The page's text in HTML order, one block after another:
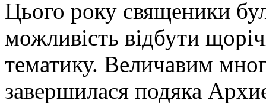
Цього року священики
можливість відбути
тематику. Величавим
завершилася подяка